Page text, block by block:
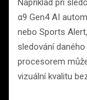
Například při
α9 Gen4 AI
nebo Sports
sledování
procesorem
vizuální kvalitu